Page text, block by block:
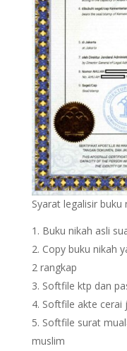
Syarat legalisir
Buku nikah asli
Copy buku nikah
2 rangkap
Softfile ktp dan
Softfile akte cerai
Softfile surat
muslim